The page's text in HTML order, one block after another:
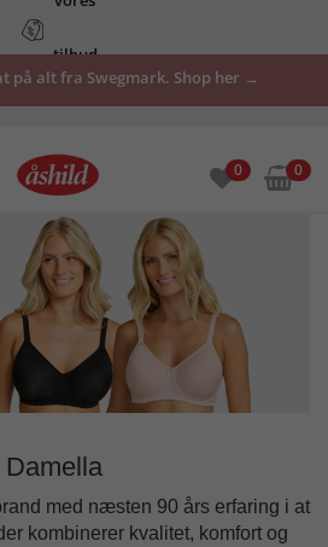
tilbud
her
på alt fra Swegmark. Shop her →
0 0
Damella
med næsten 90 års erfaring i at
kombinerer kvalitet, komfort og